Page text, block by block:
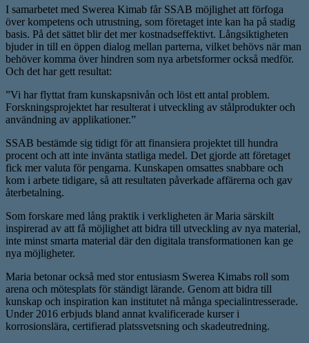
I samarbetet med Swerea Kimab får SSAB möjlighet att förfoga
över kompetens och utrustning, som företaget inte kan ha på stadig
basis. På det sättet blir det mer kostnadseffektivt. Långsiktigheten
bjuder in till en öppen dialog mellan parterna, vilket behövs när man
behöver komma över hindren som nya arbetsformer också medför.
Och det har gett resultat:
”Vi har flyttat fram kunskapsnivån och löst ett antal problem.
Forskningsprojektet har resulterat i utveckling av stålprodukter och
användning av applikationer.”
SSAB bestämde sig tidigt för att finansiera projektet till hundra
procent och att inte invänta statliga medel. Det gjorde att företaget
fick mer valuta för pengarna. Kunskapen omsattes snabbare och
kom i arbete tidigare, så att resultaten påverkade affärerna och gav
återbetalning.
Som forskare med lång praktik i verkligheten är Maria särskilt
inspirerad av att få möjlighet att bidra till utveckling av nya material,
inte minst smarta material där den digitala transformationen kan ge
nya möjligheter.
Maria betonar också med stor entusiasm Swerea Kimabs roll som
arena och mötesplats för ständigt lärande. Genom att bidra till
kunskap och inspiration kan institutet nå många specialintresserade.
Under 2016 erbjuds bland annat kvalificerade kurser i
korrosionslära, certifierad platssvetsning och skadeutredning.